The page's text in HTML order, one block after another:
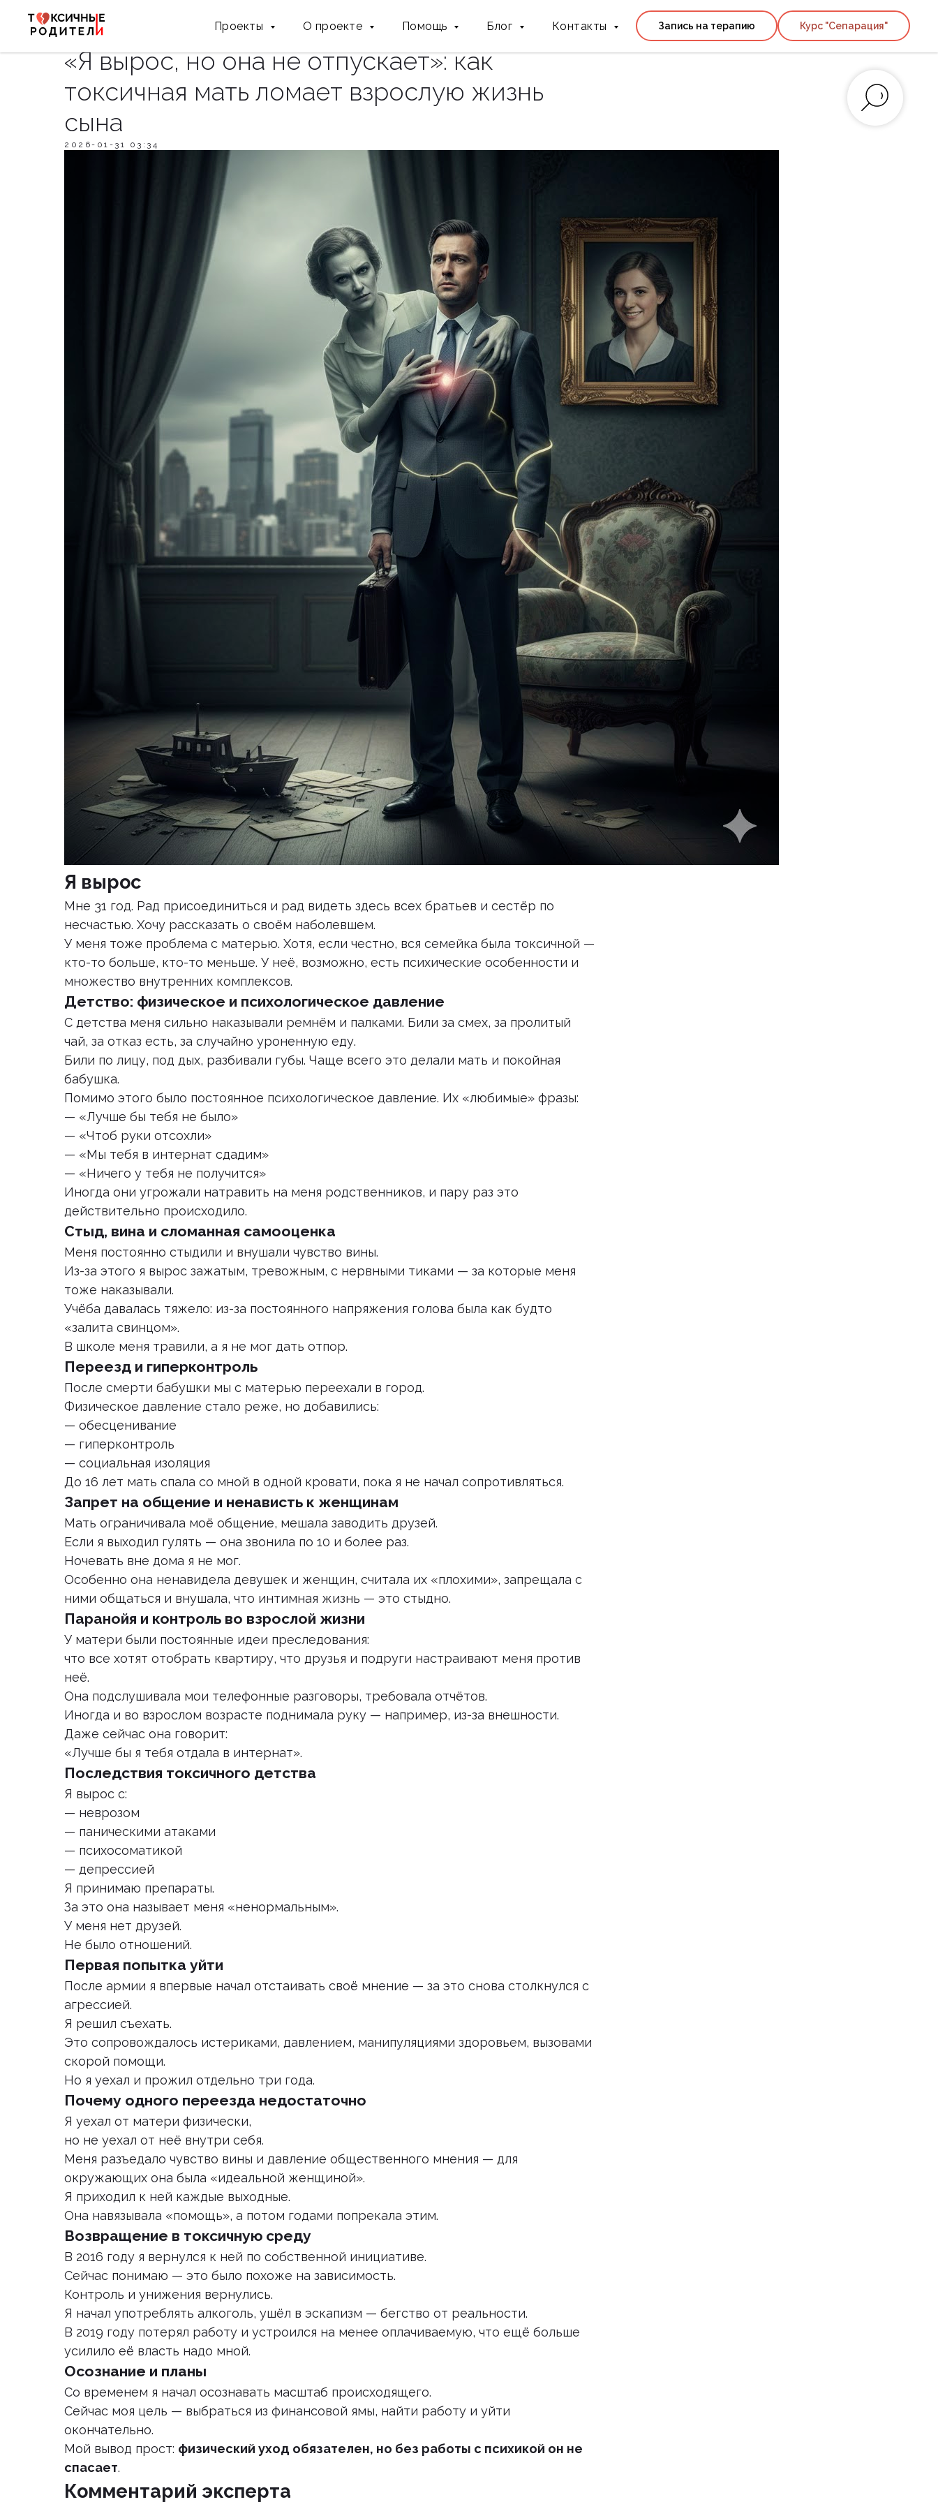
Проекты О проекте Помощь Блог Контакты Запись на терапию Курс "Сепарация"
«Я вырос, но она не отпускает»: как
токсичная мать ломает взрослую жизнь
сына
2026-01-31 03:34
Я вырос
Мне 31 год. Рад присоединиться и рад видеть здесь всех братьев и сестёр по
несчастью. Хочу рассказать о своём наболевшем.
У меня тоже проблема с матерью. Хотя, если честно, вся семейка была токсичной —
кто-то больше, кто-то меньше. У неё, возможно, есть психические особенности и
множество внутренних комплексов.
Детство: физическое и психологическое давление
С детства меня сильно наказывали ремнём и палками. Били за смех, за пролитый
чай, за отказ есть, за случайно уроненную еду.
Били по лицу, под дых, разбивали губы. Чаще всего это делали мать и покойная
бабушка.
Помимо этого было постоянное психологическое давление. Их «любимые» фразы:
— «Лучше бы тебя не было»
— «Чтоб руки отсохли»
— «Мы тебя в интернат сдадим»
— «Ничего у тебя не получится»
Иногда они угрожали натравить на меня родственников, и пару раз это
действительно происходило.
Стыд, вина и сломанная самооценка
Меня постоянно стыдили и внушали чувство вины.
Из-за этого я вырос зажатым, тревожным, с нервными тиками — за которые меня
тоже наказывали.
Учёба давалась тяжело: из-за постоянного напряжения голова была как будто
«залита свинцом».
В школе меня травили, а я не мог дать отпор.
Переезд и гиперконтроль
После смерти бабушки мы с матерью переехали в город.
Физическое давление стало реже, но добавились:
— обесценивание
— гиперконтроль
— социальная изоляция
До 16 лет мать спала со мной в одной кровати, пока я не начал сопротивляться.
Запрет на общение и ненависть к женщинам
Мать ограничивала моё общение, мешала заводить друзей.
Если я выходил гулять — она звонила по 10 и более раз.
Ночевать вне дома я не мог.
Особенно она ненавидела девушек и женщин, считала их «плохими», запрещала с
ними общаться и внушала, что интимная жизнь — это стыдно.
Паранойя и контроль во взрослой жизни
У матери были постоянные идеи преследования:
что все хотят отобрать квартиру, что друзья и подруги настраивают меня против
неё.
Она подслушивала мои телефонные разговоры, требовала отчётов.
Иногда и во взрослом возрасте поднимала руку — например, из-за внешности.
Даже сейчас она говорит:
«Лучше бы я тебя отдала в интернат».
Последствия токсичного детства
Я вырос с:
— неврозом
— паническими атаками
— психосоматикой
— депрессией
Я принимаю препараты.
За это она называет меня «ненормальным».
У меня нет друзей.
Не было отношений.
Первая попытка уйти
После армии я впервые начал отстаивать своё мнение — за это снова столкнулся с
агрессией.
Я решил съехать.
Это сопровождалось истериками, давлением, манипуляциями здоровьем, вызовами
скорой помощи.
Но я уехал и прожил отдельно три года.
Почему одного переезда недостаточно
Я уехал от матери физически,
но не уехал от неё внутри себя.
Меня разъедало чувство вины и давление общественного мнения — для
окружающих она была «идеальной женщиной».
Я приходил к ней каждые выходные.
Она навязывала «помощь», а потом годами попрекала этим.
Возвращение в токсичную среду
В 2016 году я вернулся к ней по собственной инициативе.
Сейчас понимаю — это было похоже на зависимость.
Контроль и унижения вернулись.
Я начал употреблять алкоголь, ушёл в эскапизм — бегство от реальности.
В 2019 году потерял работу и устроился на менее оплачиваемую, что ещё больше
усилило её власть надо мной.
Осознание и планы
Со временем я начал осознавать масштаб происходящего.
Сейчас моя цель — выбраться из финансовой ямы, найти работу и уйти
окончательно.
Мой вывод прост: физический уход обязателен, но без работы с психикой он не
спасает.
Комментарий эксперта